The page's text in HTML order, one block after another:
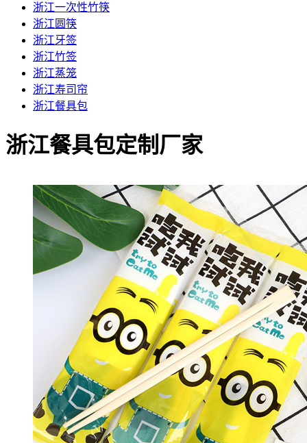
浙江一次性竹筷
浙江圆筷
浙江牙签
浙江竹签
浙江蒸笼
浙江寿司帘
浙江餐具包
浙江餐具包定制厂家